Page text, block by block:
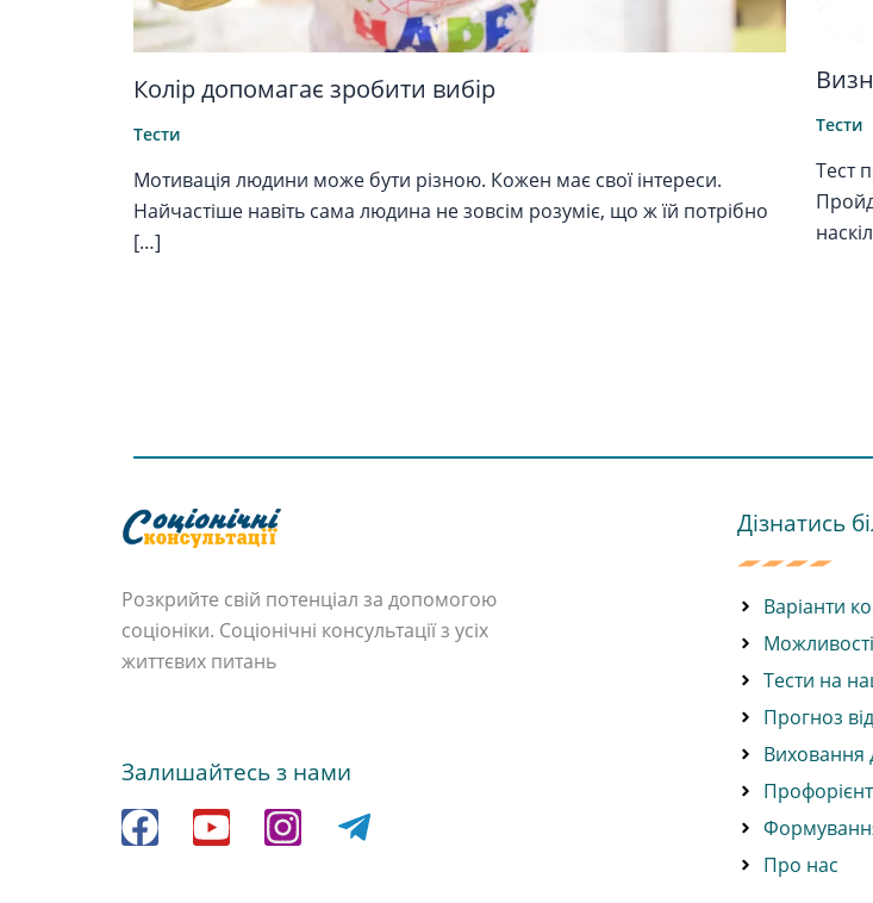
Колір допомагає зробити вибір
Тести
Мотивація людини може бути різною. Кожен має свої інтереси.
Найчастіше навіть сама людина не зовсім розуміє, що ж їй потрібно
[…]
Тести
Тест
Розкрийте свій потенціал за допомогою
соціоніки. Соціонічні консультації з усіх
життєвих питань
Залишайтесь з нами
F
a
Y
o
I
n
T
Дізнатись
Варіанти
Тести на
Прогноз
Виховання
Про нас